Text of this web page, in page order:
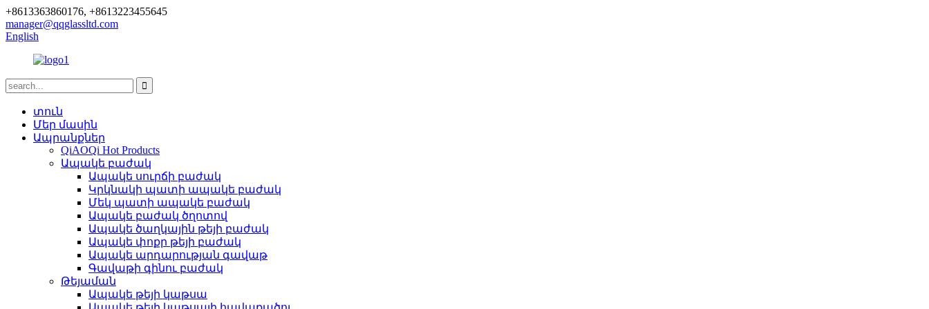
+8613363860176, +8613223455645
manager@qqglassltd.com
English
տուն
Մեր մասին
Ապրանքներ
QiAOQi Hot Products
Ապակե բաժակ
Ապակե սուրճի բաժակ
Կրկնակի պատի ապակե բաժակ
Մեկ պատի ապակե բաժակ
Ապակե բաժակ ծղոտով
Ապակե ծաղկային թեյի բաժակ
Ապակե փոքր թեյի բաժակ
Ապակե արդարության գավաթ
Գավաթի գինու բաժակ
Թեյաման
Ապակե թեյի կաթսա